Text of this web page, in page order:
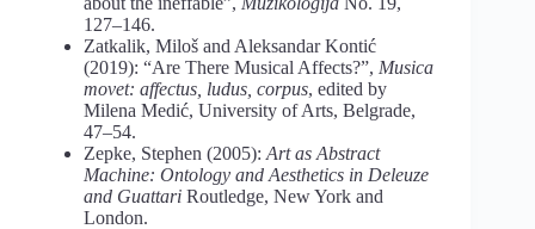
127–146.
Zatkalik, Miloš and Aleksandar Kontić
(2019): “Are There Musical Affects?”, Musica
movet: affectus, ludus, corpus, edited by
Milena Medić, University of Arts, Belgrade,
47–54.
Zepke, Stephen (2005): Art as Abstract
Machine: Ontology and Aesthetics in Deleuze
and Guattari Routledge, New York and
London.